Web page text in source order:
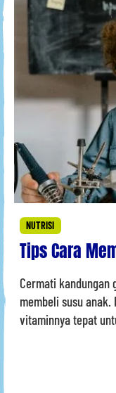
NUTRISI
Tips Cara
Cermati kandungan
membeli susu
vitaminnya tepat